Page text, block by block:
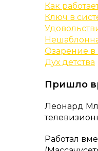
Как
Ключ в
Озарение в
Дух детства
Пришло
Леонард
Работал